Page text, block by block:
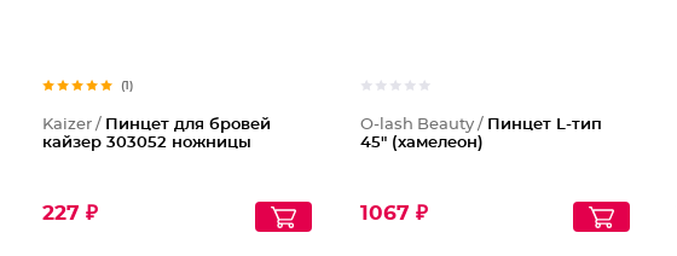
(1)
Kaizer / Пинцет для бровей
кайзер 303052 ножницы
227 ₽
O-lash Beauty / Пинцет L-тип
45" (хамелеон)
1067 ₽